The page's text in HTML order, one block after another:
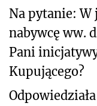
Na pytanie: W
nabywcę ww.
Pani
Kupującego?